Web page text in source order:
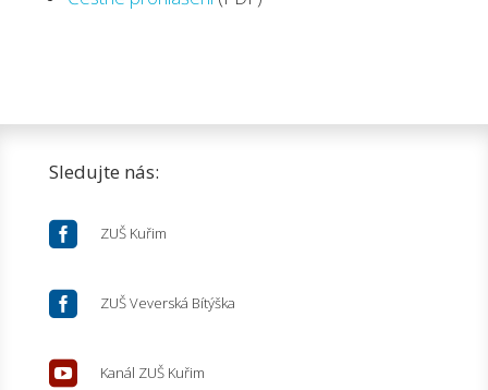
Sledujte nás:
 ZUŠ Kuřim
 ZUŠ Veverská Bítýška
 Kanál ZUŠ Kuřim